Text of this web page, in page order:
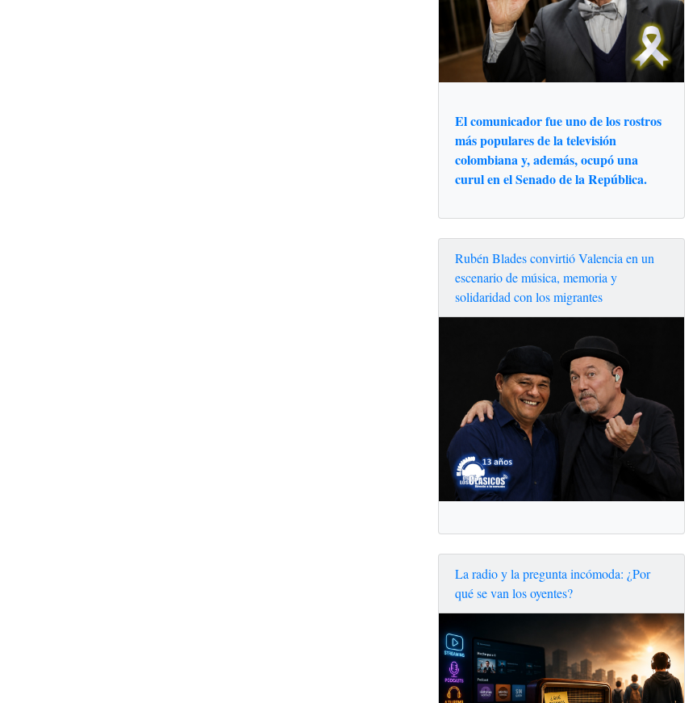
El comunicador fue uno de los rostros
más populares de la televisión
colombiana y, además, ocupó una
curul en el Senado de la República.
Rubén Blades convirtió Valencia en un
escenario de música, memoria y
solidaridad con los migrantes
La radio y la pregunta incómoda: ¿Por
qué se van los oyentes?